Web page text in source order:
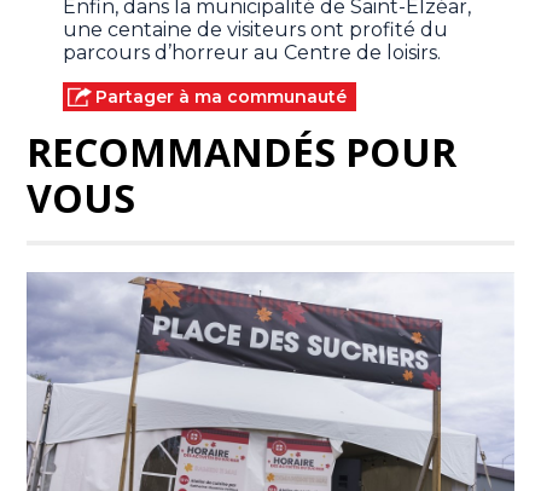
Enfin, dans la municipalité de Saint-Elzéar,
une centaine de visiteurs ont profité du
parcours d’horreur au Centre de loisirs.
Partager à ma communauté
RECOMMANDÉS POUR
VOUS